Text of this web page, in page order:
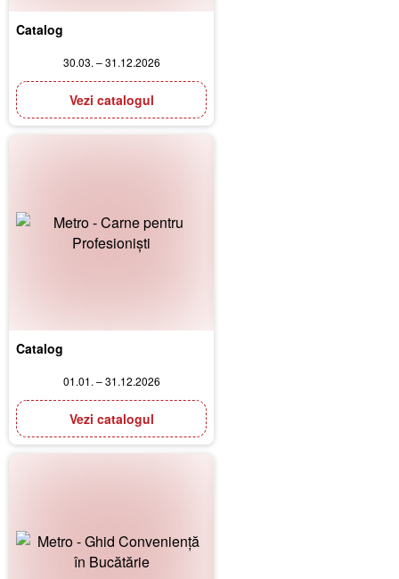
Catalog
30.03. – 31.12.2026
Vezi catalogul
Catalog
01.01. – 31.12.2026
Vezi catalogul